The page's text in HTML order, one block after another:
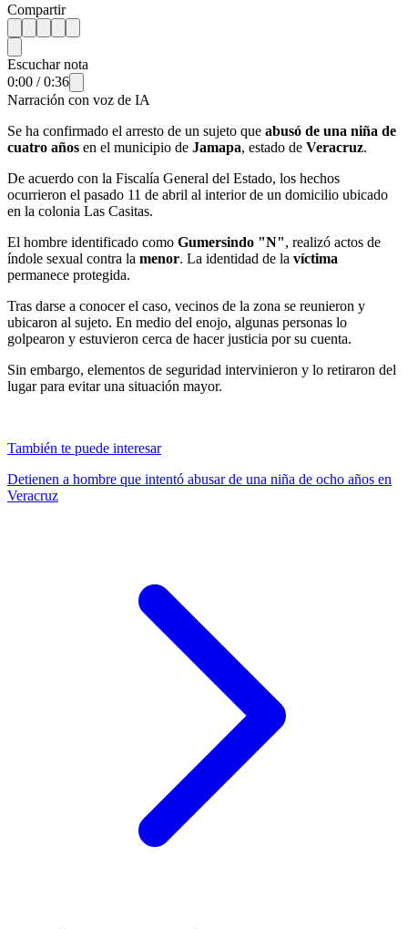
Compartir
Escuchar nota
0:00 /0:36
Narración con voz de IA
Se ha confirmado el arresto de un sujeto que abusó de una niña de
cuatro años en el municipio de Jamapa, estado de Veracruz.
De acuerdo con la Fiscalía General del Estado, los hechos
ocurrieron el pasado 11 de abril al interior de un domicilio ubicado
en la colonia Las Casitas.
El hombre identificado como Gumersindo "N", realizó actos de
índole sexual contra la menor. La identidad de la víctima
permanece protegida.
Tras darse a conocer el caso, vecinos de la zona se reunieron y
ubicaron al sujeto. En medio del enojo, algunas personas lo
golpearon y estuvieron cerca de hacer justicia por su cuenta.
Sin embargo, elementos de seguridad intervinieron y lo retiraron del
lugar para evitar una situación mayor.
También te puede interesar
Detienen a hombre que intentó abusar de una niña de ocho años en
Veracruz